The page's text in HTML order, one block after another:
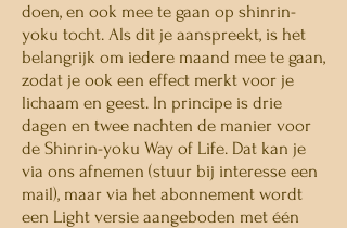
doen, en ook mee te gaan op shinrin-
yoku tocht. Als dit je aanspreekt, is het
belangrijk om iedere maand mee te gaan,
zodat je ook een effect merkt voor je
lichaam en geest. In principe is drie
dagen en twee nachten de manier voor
de Shinrin-yoku Way of Life. Dat kan je
via ons afnemen (stuur bij interesse een
mail), maar via het abonnement wordt
een Light versie aangeboden met één